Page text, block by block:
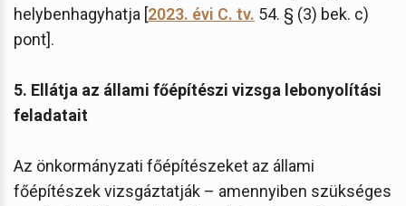
helybenhagyhatja [2023. évi C. tv. 54. § (3) bek. c)
pont].
5. Ellátja az állami főépítészi vizsga lebonyolítási
feladatait
Az önkormányzati főépítészeket az állami
főépítészek vizsgáztatják – amennyiben szükséges